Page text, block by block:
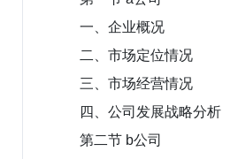
一、企业概况
二、市场定位情况
三、市场经营情况
四、公司发展战略分析
第二节 b公司